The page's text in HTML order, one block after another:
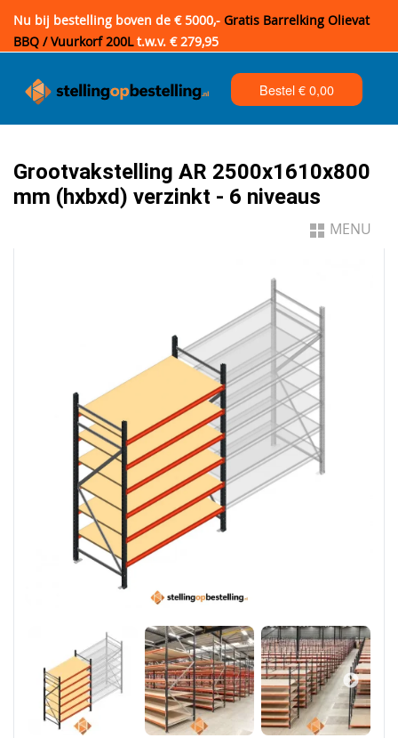
Nu bij bestelling boven de € 5000,- Gratis Barrelking Olievat
BBQ / Vuurkorf 200Lt.w.v. € 279,95
Bestel €0,00
Grootvakstelling AR 2500x1610x800
mm (hxbxd) verzinkt - 6 niveaus
MENU